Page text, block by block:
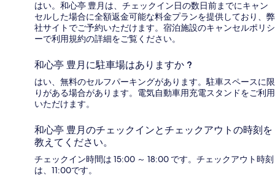
はい。和心亭 豊月は、チェックイン日の数日前までにキャン
セルした場合に全額返金可能な料金プランを提供しており、弊
社サイトでご予約いただけます。宿泊施設のキャンセルポリシ
ーで利用規約の詳細をご覧ください。
和心亭 豊月に駐車場はありますか ?
はい、無料のセルフパーキングがあります。駐車スペースに限
りがある場合があります。電気自動車用充電スタンドをご利用
いただけます。
和心亭 豊月のチェックインとチェックアウトの時刻を
教えてください。
チェックイン時間は 15:00 ～ 18:00 です。チェックアウト時刻
は、11:00です。